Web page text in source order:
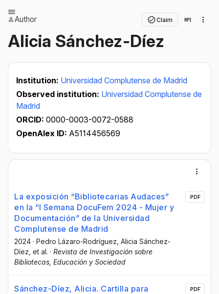
Author Claim
Alicia Sánchez-Díez
Institution: Universidad Complutense de Madrid
Observed institution: Universidad Complutense de
Madrid
ORCID: 0000-0003-0072-0588
OpenAlex ID: A5114456569
La exposición “Bibliotecarias Audaces”
en la “I Semana DocuFem 2024 - Mujer y
Documentación” de la Universidad
Complutense de Madrid
2024 · Pedro Lázaro-Rodríguez , Alicia Sánchez-
Díez , et al. · Revista de Investigación sobre
Bibliotecas, Educación y Sociedad
PDF
Sánchez-Díez, Alicia. Cartilla para
PDF